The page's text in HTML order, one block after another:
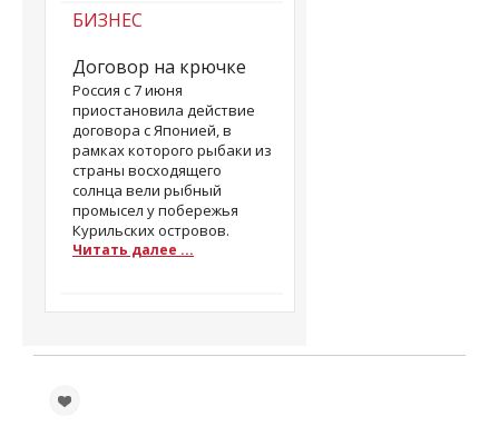
БИЗНЕС
Договор на крючке
Россия с 7 июня
приостановила действие
договора с Японией, в
рамках которого рыбаки из
страны восходящего
солнца вели рыбный
промысел у побережья
Курильских островов.
Читать далее ...